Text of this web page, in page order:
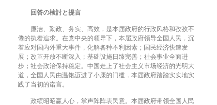
回答の検討と提言
廉洁、勤政、务实、高效，是本届政府的行政风格和孜孜不
倦的执着追求。在党中央的领导下，本届政府领导全国人民，沉
着应对国内外重大事件，化解各种不利因素；国民经济快速发
展；改革开放不断深入；基础设施日臻完善；社会事业全面进
步；社会政治保持稳定。中国走上了社会主义市场经济的光明大
道，全国人民由温饱迈进了小康的门槛，本届政府踏踏实实地实
践了当初的诺言。
政绩昭昭赢人心，掌声阵阵表民意。本届政府带领全国人民